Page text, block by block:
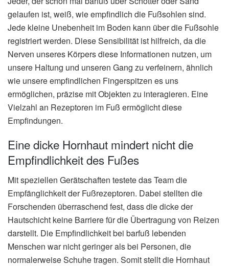
gelaufen ist, weiß, wie empfindlich die Fußsohlen sind.
Jede kleine Unebenheit im Boden kann über die Fußsohle
registriert werden. Diese Sensibilität ist hilfreich, da die
Nerven unseres Körpers diese Informationen nutzen, um
unsere Haltung und unseren Gang zu verfeinern, ähnlich
wie unsere empfindlichen Fingerspitzen es uns
ermöglichen, präzise mit Objekten zu interagieren. Eine
Vielzahl an Rezeptoren im Fuß ermöglicht diese
Empfindungen.
Eine dicke Hornhaut mindert nicht die
Empfindlichkeit des Fußes
Mit speziellen Gerätschaften testete das Team die
Empfänglichkeit der Fußrezeptoren. Dabei stellten die
Forschenden überraschend fest, dass die dicke der
Hautschicht keine Barriere für die Übertragung von Reizen
darstellt. Die Empfindlichkeit bei barfuß lebenden
Menschen war nicht geringer als bei Personen, die
normalerweise Schuhe tragen. Somit stellt die Hornhaut